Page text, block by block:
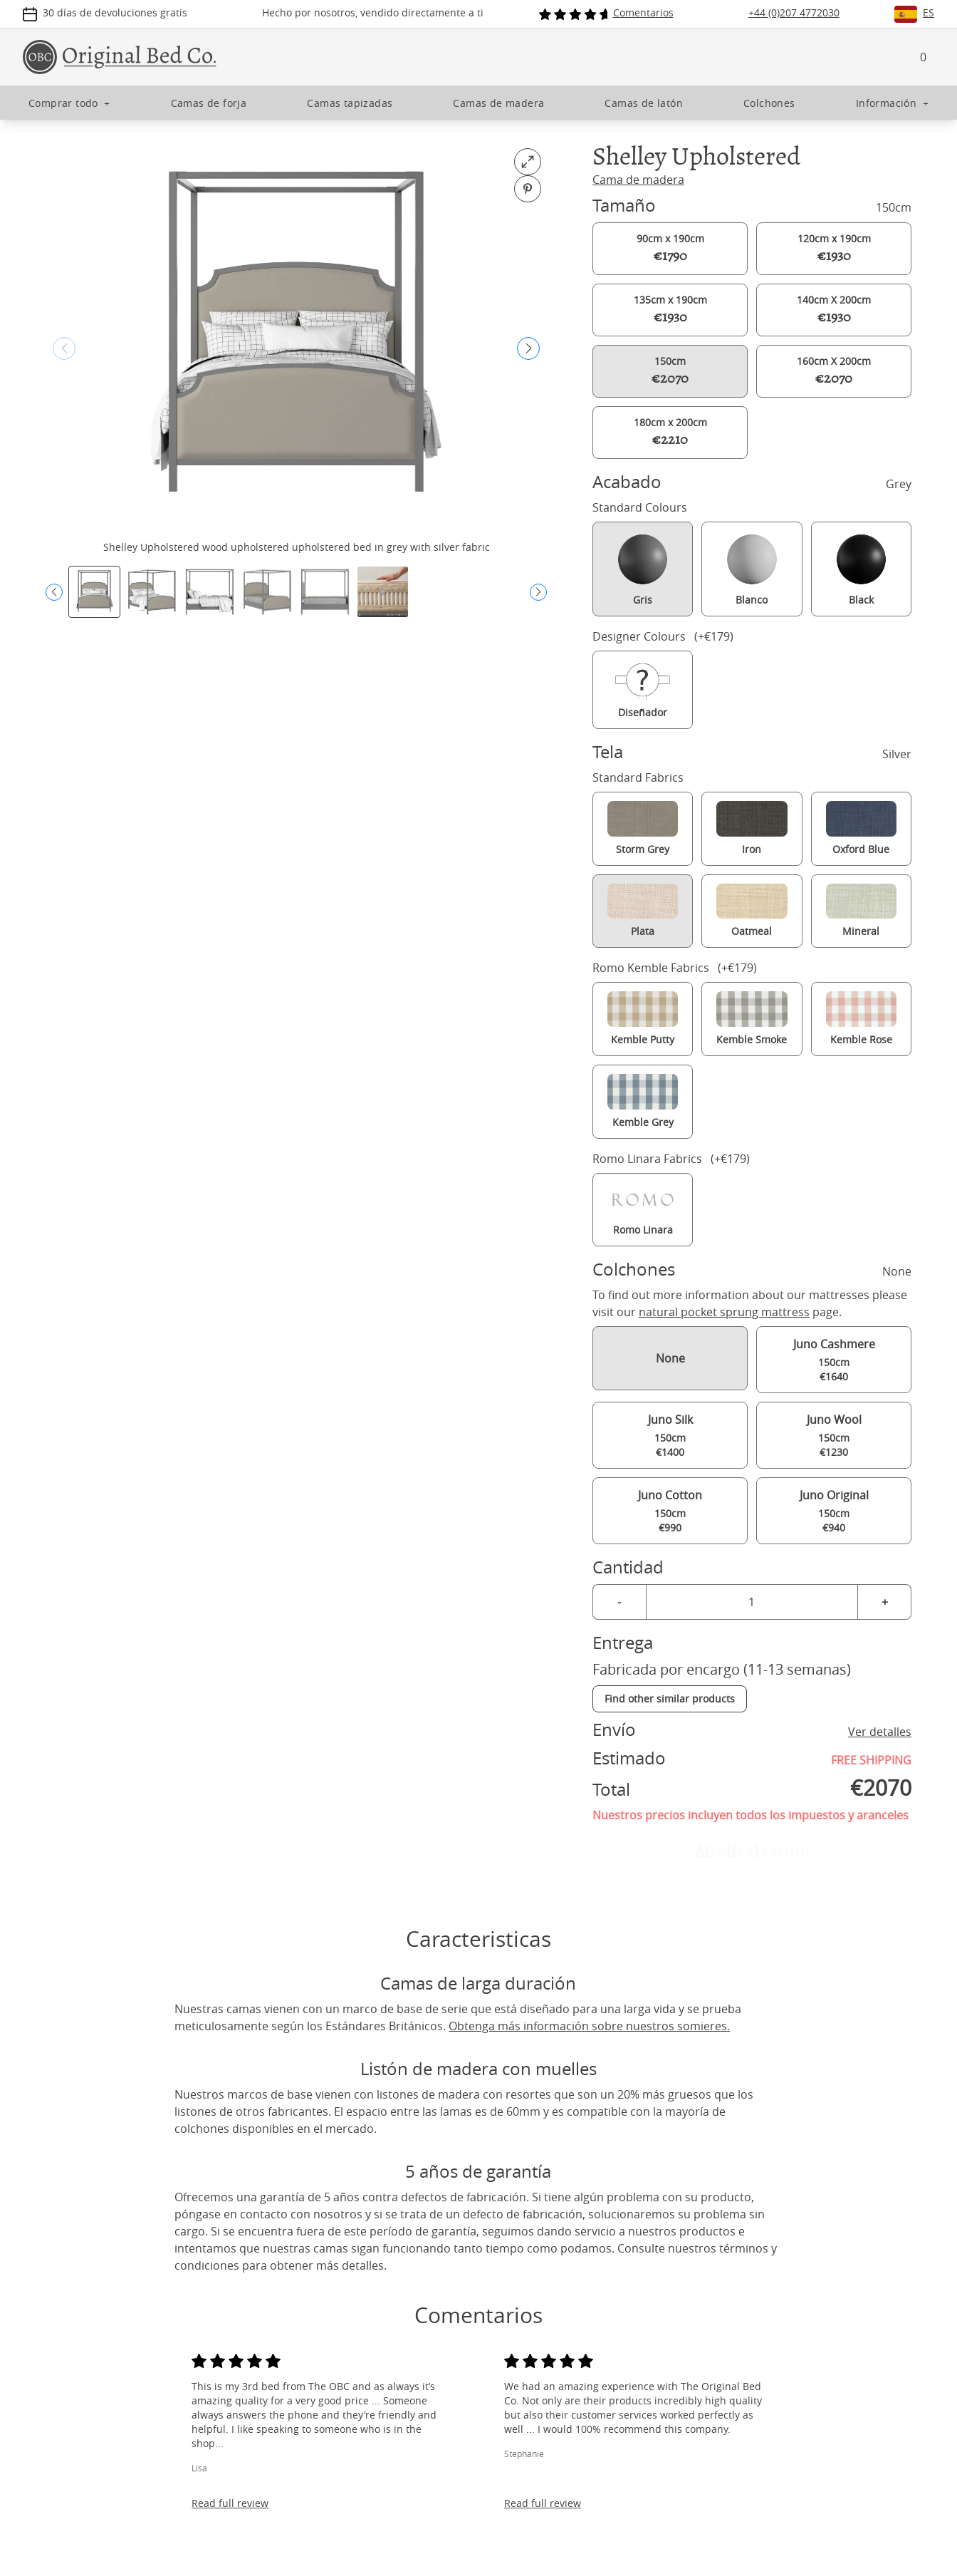
30 días de devoluciones gratis Hecho por nosotros, vendido directamente a ti Comentarios +44 (0)207 4772030 ES
0
Comprar todo + Camas de forja Camas tapizadas Camas de madera Camas de latón Colchones Información +
Open fullscreen
Pin on Pinterest
Shelley Upholstered wood upholstered upholstered bed in grey with silver fabric Shelley Upholstered wood upholstered bed in grey with silver
Shelley Upholstered
Cama de madera
Tamaño 150cm
90cm x 190cm
€1790
120cm x 190cm
€1930
135cm x 190cm
€1930
140cm X 200cm
€1930
150cm
€2070
160cm X 200cm
€2070
180cm x 200cm
€2210
Acabado
Grey
Standard Colours
Gris Blanco Black
Designer Colours (+€179)
Diseñador
Tela
Silver
Standard Fabrics
Storm Grey Iron Oxford Blue
Plata Oatmeal Mineral
Romo Kemble Fabrics (+€179)
Kemble Putty Kemble Smoke Kemble Rose
Kemble Grey
Romo Linara Fabrics (+€179)
Romo Linara
Colchones
None
To find out more information about our mattresses please
visit our natural pocket sprung mattress page.
None
Juno Cashmere
150cm
€1640
Juno Silk
150cm
€1400
Juno Wool
150cm
€1230
Juno Cotton
150cm
€990
Juno Original
150cm
€940
Cantidad
- +
Entrega
Fabricada por encargo (11-13 semanas)
Find other similar products
Envío Ver detalles
Estimado FREE SHIPPING
Total €2070
Nuestros precios incluyen todos los impuestos y aranceles
Caracteristicas
Camas de larga duración
Nuestras camas vienen con un marco de base de serie que está diseñado para una larga vida y se prueba
meticulosamente según los Estándares Británicos. Obtenga más información sobre nuestros somieres.
Listón de madera con muelles
Nuestros marcos de base vienen con listones de madera con resortes que son un 20% más gruesos que los
listones de otros fabricantes. El espacio entre las lamas es de 60mm y es compatible con la mayoría de
colchones disponibles en el mercado.
5 años de garantía
Ofrecemos una garantía de 5 años contra defectos de fabricación. Si tiene algún problema con su producto,
póngase en contacto con nosotros y si se trata de un defecto de fabricación, solucionaremos su problema sin
cargo. Si se encuentra fuera de este período de garantía, seguimos dando servicio a nuestros productos e
intentamos que nuestras camas sigan funcionando tanto tiempo como podamos. Consulte nuestros términos y
condiciones para obtener más detalles.
Comentarios
This is my 3rd bed from The OBC and as always it’s
amazing quality for a very good price ... Someone
always answers the phone and they’re friendly and
helpful. I like speaking to someone who is in the
shop...
Lisa
Read full review
We had an amazing experience with The Original Bed
Co. Not only are their products incredibly high quality
but also their customer services worked perfectly as
well ... I would 100% recommend this company.
Stephanie
Read full review